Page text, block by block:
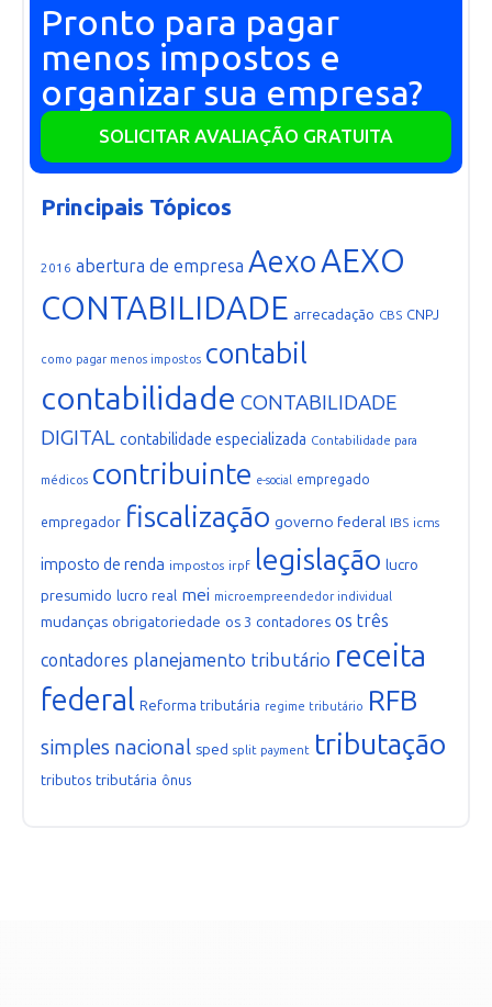
Pronto para pagar
menos impostos e
organizar sua empresa?
SOLICITAR AVALIAÇÃO GRATUITA
Principais Tópicos
2016 abertura de empresa AexoAEXO
CONTABILIDADE arrecadação CBS CNPJ
como pagar menos impostos contabil
contabilidade CONTABILIDADE
DIGITAL contabilidade especializada Contabilidade para
médicos contribuinte e-social empregado
empregador fiscalização governo federal IBS icms
imposto de renda impostos irpf legislação lucro
presumido lucro real mei microempreendedor individual
mudanças obrigatoriedade os 3 contadores os três
contadores planejamento tributário receita
federal Reforma tributária regime tributário RFB
simples nacional sped split payment tributação
tributos tributária ônus